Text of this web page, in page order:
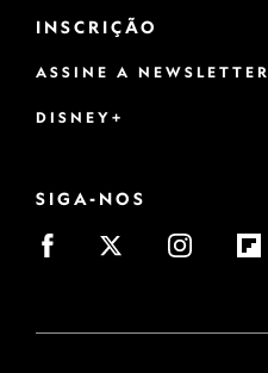
INSCRIÇÃO
ASSINE A NEWSLETTER
DISNEY+
SIGA-NOS